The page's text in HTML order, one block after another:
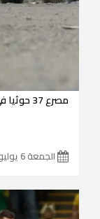
مصرع 37 حوثيا في معارك تحرير التحيتا جنوب الحديدة
الجمعة 6 يوليو 2018 23:35:09